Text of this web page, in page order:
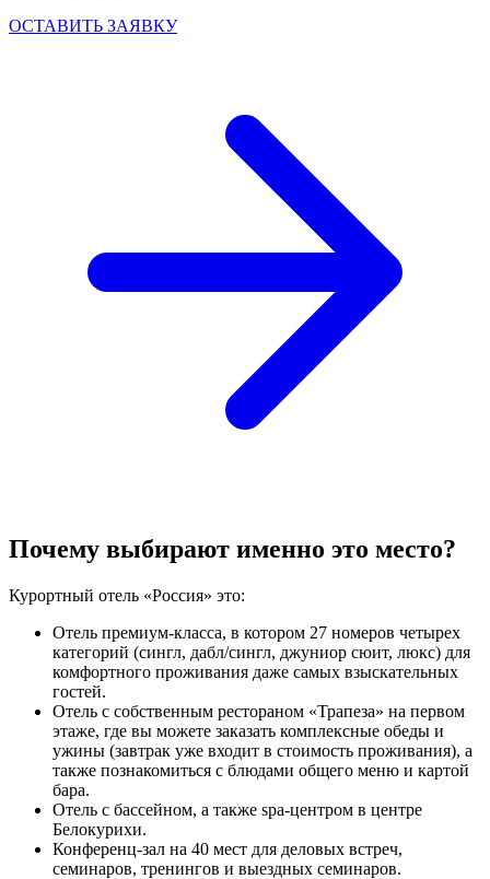
ОСТАВИТЬ ЗАЯВКУ
Почему выбирают именно это место?
Курортный отель «Россия» это:
Отель премиум-класса, в котором 27 номеров четырех
категорий (сингл, дабл/сингл, джуниор сюит, люкс) для
комфортного проживания даже самых взыскательных
гостей.
Отель с собственным рестораном «Трапеза» на первом
этаже, где вы можете заказать комплексные обеды и
ужины (завтрак уже входит в стоимость проживания), а
также познакомиться с блюдами общего меню и картой
бара.
Отель с бассейном, а также spa-центром в центре
Белокурихи.
Конференц-зал на 40 мест для деловых встреч,
семинаров, тренингов и выездных семинаров.